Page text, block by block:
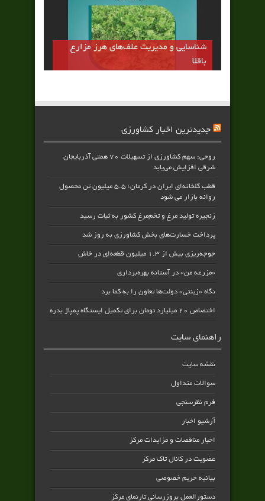
شناسایی و مدیریت علف‌های هرز مزارع
باقلا
جدیدترین اخبار کشاورزی
روحی: سهم کشاورزی از تسهیلات ۷۰ همتی آذربایجان
شرقی افزایش می‌یابد
قطب گلخانه‌ای ایران در کرمان؛ ۵.۵ میلیون تن محصول
روانه بازار می شود
زنجیره تولید مرغ و تخم‌مرغ کشور به ثبات رسید
پرداخت خسارت‌های بخش کشاورزی به‌ روز شد
جوجه‌ریزی بیش از ۱.۳ میلیون قطعه‌ای در خاش
«مزرعه من» در آستانه بهره‌برداری
نگاه «زینتی» دولت‌ها تعاون را به کما برد
اختصاص ۲۰ میلیارد تومان برای تکمیل ایستگاه پمپاژ بدره
راهنمای سایت
نقشه سایت
سوالات متداول
فرم نظرسنجی
آرشیو اخبار
اخبار مناقصات و مزایدات مرکز
عضویت در کانال تاک مرکز
بیانیه حریم خصوصی
دستورالعمل بروزرسانی تارنمای مرکز